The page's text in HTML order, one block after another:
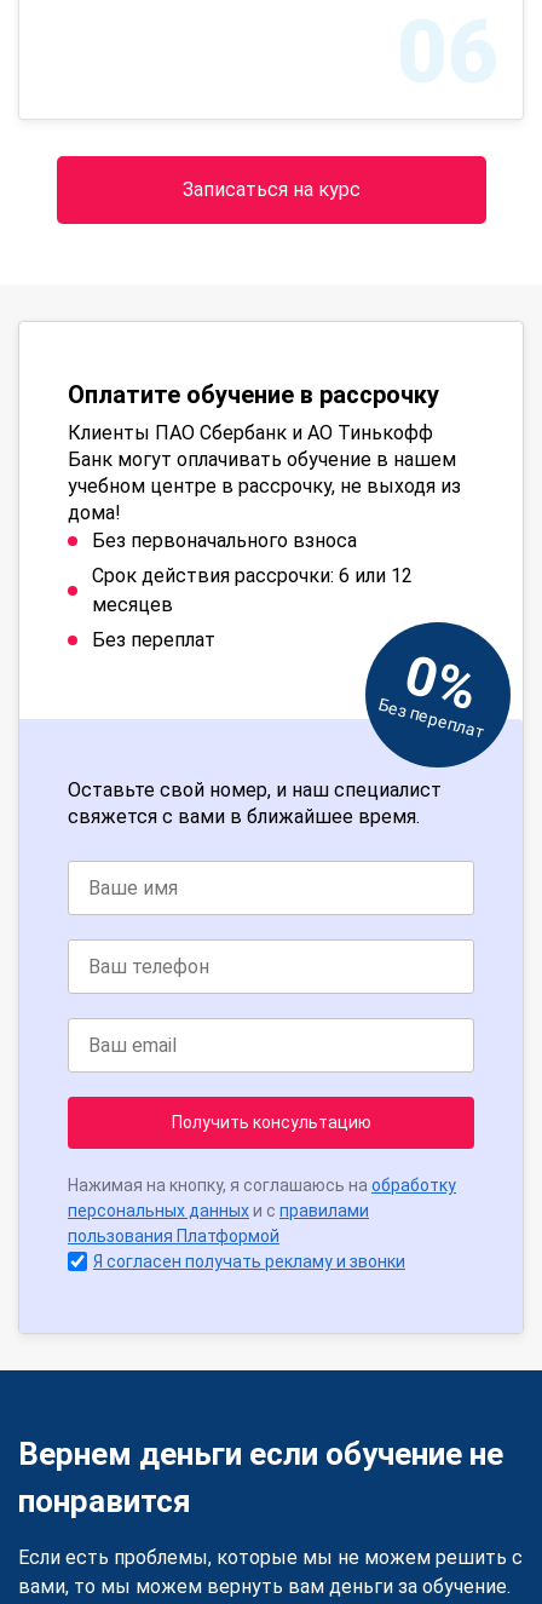
06
Записаться на курс
Оплатите обучение в рассрочку
Клиенты ПАО Сбербанк и АО Тинькофф
Банк могут оплачивать обучение в нашем
учебном центре в рассрочку, не выходя из
дома!
Без первоначального взноса
Срок действия рассрочки: 6 или 12
месяцев
Без переплат
0%
Без переплат
Оставьте свой номер, и наш специалист
свяжется с вами в ближайшее время.
Получить консультацию
Нажимая на кнопку, я соглашаюсь на обработку
персональных данныхи с правилами
пользования Платформой
Я согласен получать рекламу и звонки
Вернем деньги если обучение не
понравится
Если есть проблемы, которые мы не можем решить с
вами, то мы можем вернуть вам деньги за обучение.